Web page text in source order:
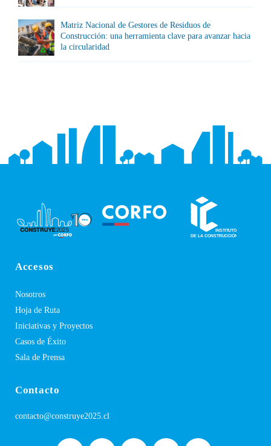
Matriz Nacional de Gestores de Residuos de
Construcción: una herramienta clave para avanzar hacia
la circularidad
Accesos
Nosotros
Hoja de Ruta
Iniciativas y Proyectos
Casos de Éxito
Sala de Prensa
Contacto
contacto@construye2025.cl